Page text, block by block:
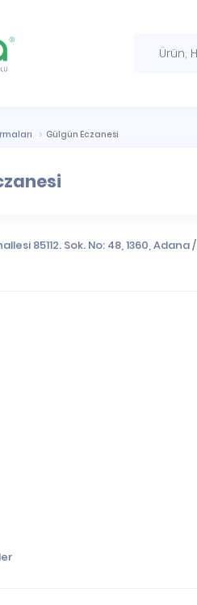
Gülgün Eczanesi
85112. Sok. No: 48, 1360,Adana/